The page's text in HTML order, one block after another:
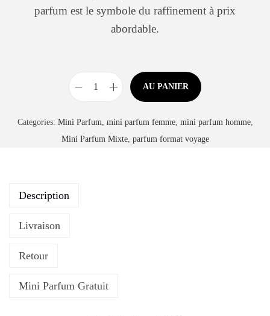
parfum est le symbole du raffinement à prix
abordable.
AU PANIER
Categories: Mini Parfum, mini parfum femme, mini parfum homme,
Mini Parfum Mixte, parfum format voyage
Description
Livraison
Retour
Mini Parfum Gratuit